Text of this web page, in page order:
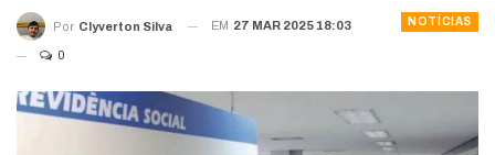
NOTÍCIAS
Por Clyverton Silva EM 27 MAR 2025 18:03
0